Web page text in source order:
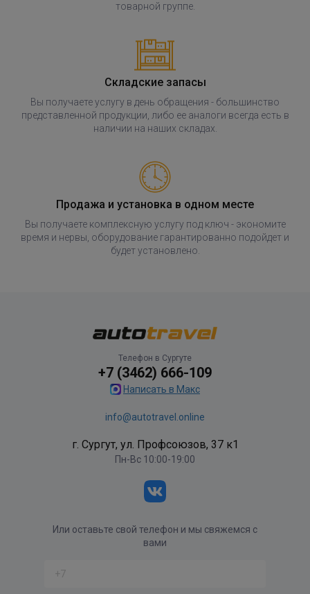
товарной группе.
Складские запасы
Вы получаете услугу в день обращения - большинство
представленной продукции, либо ее аналоги всегда есть в
наличии на наших складах.
Продажа и установка в одном месте
Вы получаете комплексную услугу под ключ - экономите
время и нервы, оборудование гарантированно подойдет и
будет установлено.
Телефон в Сургуте
+7 (3462) 666-109
Написать в Макс
info@autotravel.online
г. Сургут, ул. Профсоюзов, 37 к1
Пн-Вс 10:00-19:00
Или оставьте свой телефон и мы свяжемся с
вами